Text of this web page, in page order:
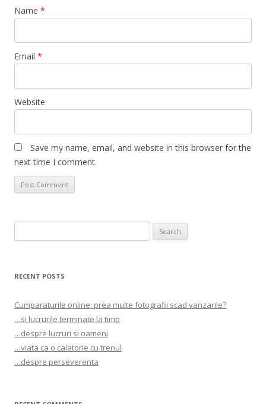
Name *
Email *
Website
Save my name, email, and website in this browser for the
next time I comment.
for:
RECENT POSTS
Cumparaturile online: prea multe fotografii scad vanzarile?
…si lucrurile terminate la timp
…despre lucruri si oameni
…viata ca o calatorie cu trenul
…despre perseverenta